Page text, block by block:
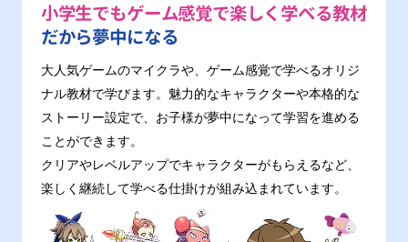
小学生でもゲーム感覚で楽しく学べる教材
だから夢中になる
大人気ゲームのマイクラや、ゲーム感覚で学べるオリジ
ナル教材で学びます。魅力的なキャラクターや本格的な
ストーリー設定で、お子様が夢中になって学習を進める
ことができます。
クリアやレベルアップでキャラクターがもらえるなど、
楽しく継続して学べる仕掛けが組み込まれています。